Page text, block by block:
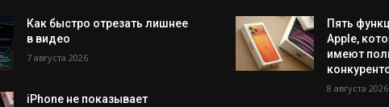
Как быстро отрезать лишнее
в видео
7 августа 2026
iPhone не показывает
Пять
Apple,
имеют
8 августа 2026